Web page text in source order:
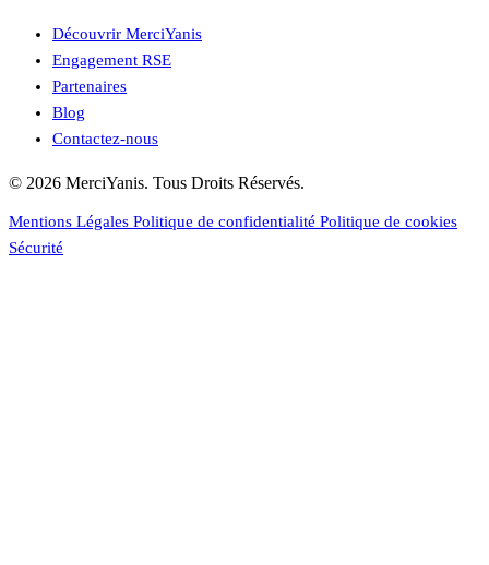
Découvrir MerciYanis
Engagement RSE
Partenaires
Blog
Contactez-nous
© 2026 MerciYanis. Tous Droits Réservés.
Mentions Légales Politique de confidentialité Politique de cookies
Sécurité